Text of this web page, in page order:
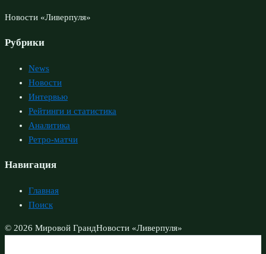
Новости «Ливерпуля»
Рубрики
News
Новости
Интервью
Рейтинги и статистика
Аналитика
Ретро-матчи
Навигация
Главная
Поиск
© 2026 Мировой ГрандНовости «Ливерпуля»